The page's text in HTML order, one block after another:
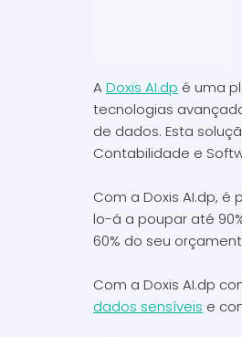
A Doxis AI.dp é uma
tecnologias
de dados. Esta
Contabilidade e
Com a Doxis AI.dp,
lo-á a poupar até
60% do seu
Com a Doxis AI.dp
dados sensíveis e